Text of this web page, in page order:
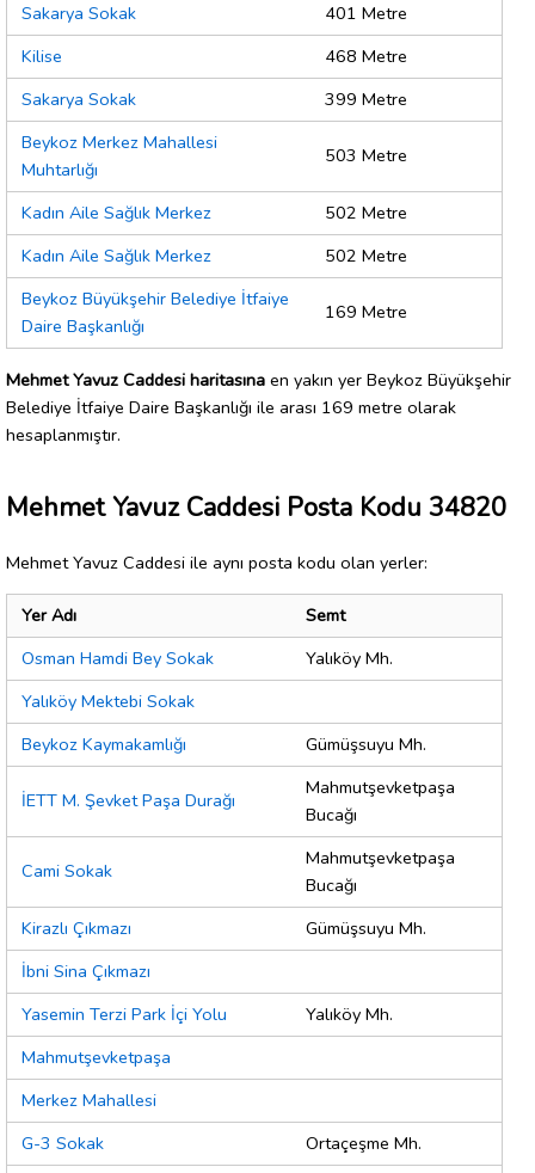
Sakarya Sokak
401 Metre
Kilise
468 Metre
Sakarya Sokak
399 Metre
Beykoz Merkez Mahallesi
Muhtarlığı
503 Metre
Kadın Aile Sağlık Merkez
502 Metre
Kadın Aile Sağlık Merkez
502 Metre
Beykoz Büyükşehir Belediye İtfaiye
Daire Başkanlığı
169 Metre
Mehmet Yavuz Caddesi haritasına en yakın yer Beykoz Büyükşehir
Belediye İtfaiye Daire Başkanlığı ile arası 169 metre olarak
hesaplanmıştır.
Mehmet Yavuz Caddesi Posta Kodu 34820
Mehmet Yavuz Caddesi ile aynı posta kodu olan yerler:
Yer Adı
Semt
Osman Hamdi Bey Sokak
Yalıköy Mh.
Yalıköy Mektebi Sokak
Beykoz Kaymakamlığı
Gümüşsuyu Mh.
İETT M. Şevket Paşa Durağı
Mahmutşevketpaşa
Bucağı
Cami Sokak
Mahmutşevketpaşa
Bucağı
Kirazlı Çıkmazı
Gümüşsuyu Mh.
İbni Sina Çıkmazı
Yasemin Terzi Park İçi Yolu
Yalıköy Mh.
Mahmutşevketpaşa
Merkez Mahallesi
G-3 Sokak
Ortaçeşme Mh.